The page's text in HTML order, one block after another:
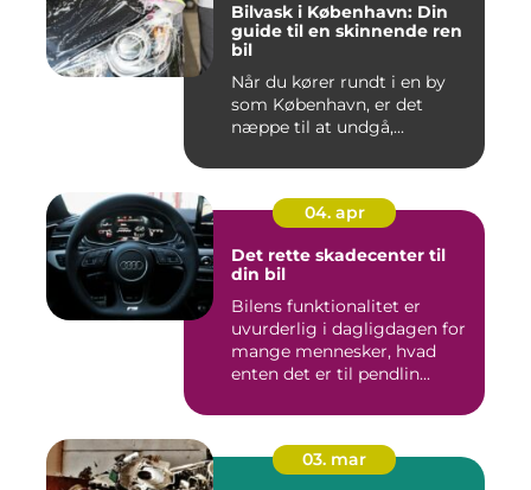
Bilvask i København: Din
guide til en skinnende ren
bil
Når du kører rundt i en by
som København, er det
næppe til at undgå,...
04. apr
Det rette skadecenter til
din bil
Bilens funktionalitet er
uvurderlig i dagligdagen for
mange mennesker, hvad
enten det er til pendlin...
03. mar